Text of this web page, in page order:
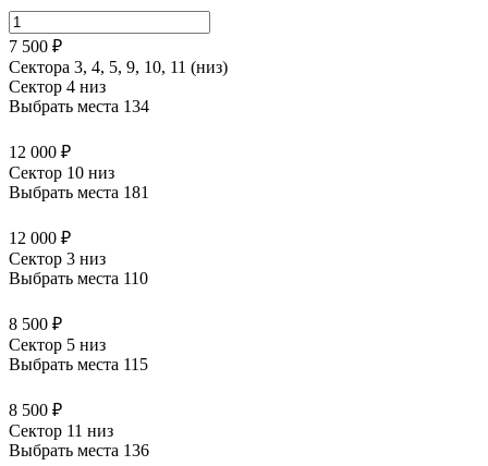
7 500 ₽
Сектора 3, 4, 5, 9, 10, 11 (низ)
Сектор 4 низ
Выбрать места 134
12 000 ₽
Сектор 10 низ
Выбрать места 181
12 000 ₽
Сектор 3 низ
Выбрать места 110
8 500 ₽
Сектор 5 низ
Выбрать места 115
8 500 ₽
Сектор 11 низ
Выбрать места 136